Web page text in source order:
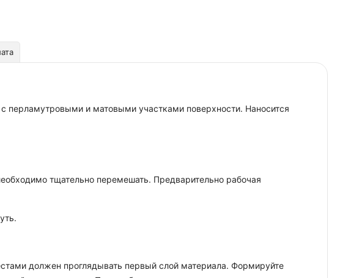
перламутровыми и матовыми участками поверхности. Наносится
тщательно перемешать. Предварительно рабочая
должен проглядывать первый слой материала. Формируйте